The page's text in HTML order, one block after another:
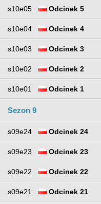
s10e05 Odcinek 5
s10e04 Odcinek 4
s10e03 Odcinek 3
s10e02 Odcinek 2
s10e01 Odcinek 1
Sezon 9
s09e24 Odcinek 24
s09e23 Odcinek 23
s09e22 Odcinek 22
s09e21 Odcinek 21